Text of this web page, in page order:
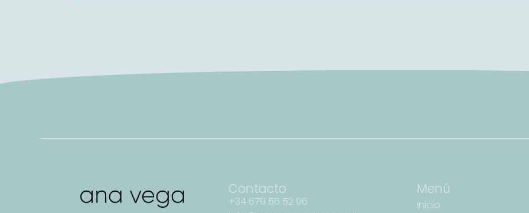
Contacto
+34 679 56 52 96
Menú
Inicio